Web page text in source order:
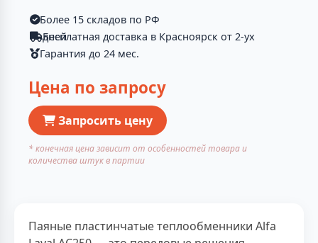
Более 15 складов по РФ
Бесплатная доставка в Красноярск от 2-ух дней
Гарантия до 24 мес.
Цена по запросу
Запросить цену
* конечная цена зависит от особенностей товара и
количества штук в партии
Паяные пластинчатые теплообменники Alfa